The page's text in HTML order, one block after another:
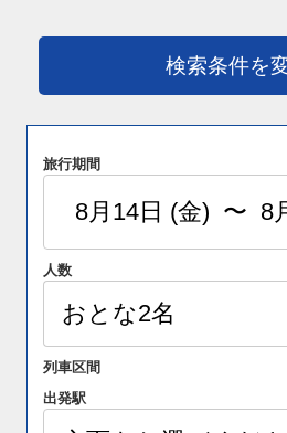
検索条件を
旅行期間
人数
列車区間
出発駅